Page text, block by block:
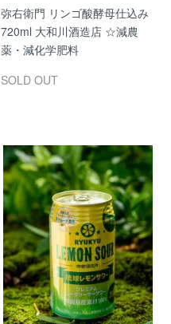
弥右衛門 リンゴ酸酵母仕込み
720ml 大和川酒造店 ☆減農
薬・減化学肥料
SOLD OUT